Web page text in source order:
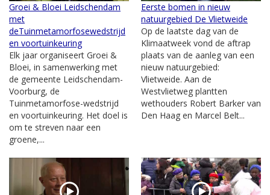
Groei & Bloei Leidschendam
met
deTuinmetamorfosewedstrijd
en voortuinkeuring
Elk jaar organiseert Groei &
Bloei, in samenwerking met
de gemeente Leidschendam-
Voorburg, de
Tuinmetamorfose-wedstrijd
en voortuinkeuring. Het doel is
om te streven naar een
groene,...
Eerste bomen in nieuw
natuurgebied De Vlietweide
Op de laatste dag van de
Klimaatweek vond de aftrap
plaats van de aanleg van een
nieuw natuurgebied:
Vlietweide. Aan de
Westvlietweg plantten
wethouders Robert Barker van
Den Haag en Marcel Belt...